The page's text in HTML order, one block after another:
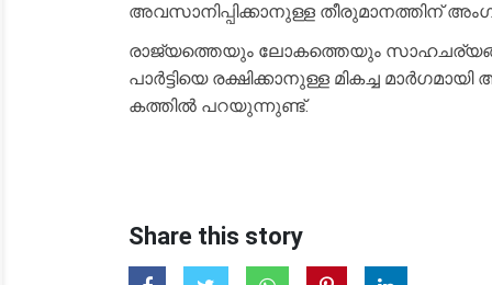
അവസാനിപ്പിക്കാനുള്ള തീരുമാനത്തിന്
രാജ്യത്തെയും ലോകത്തെയും
പാർട്ടിയെ രക്ഷിക്കാനുള്ള മികച്ച
കത്തിൽ പറയുന്നുണ്ട്.
Share this story